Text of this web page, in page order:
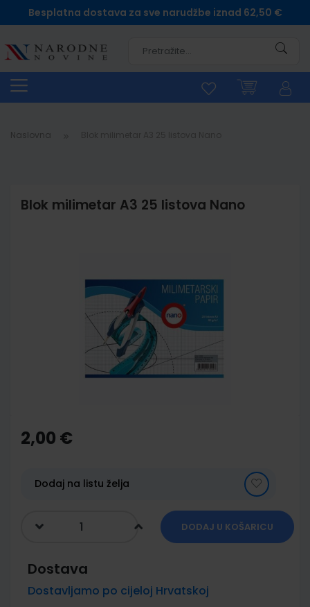
Besplatna dostava za sve narudžbe iznad 62,50 €
Naslovna
Blok milimetar A3 25 listova Nano
the
beginning
gallery
2,00 €
Dodaj na listu želja
DODAJ U KOŠARICU
Dostava
Dostavljamo po cijeloj Hrvatskoj